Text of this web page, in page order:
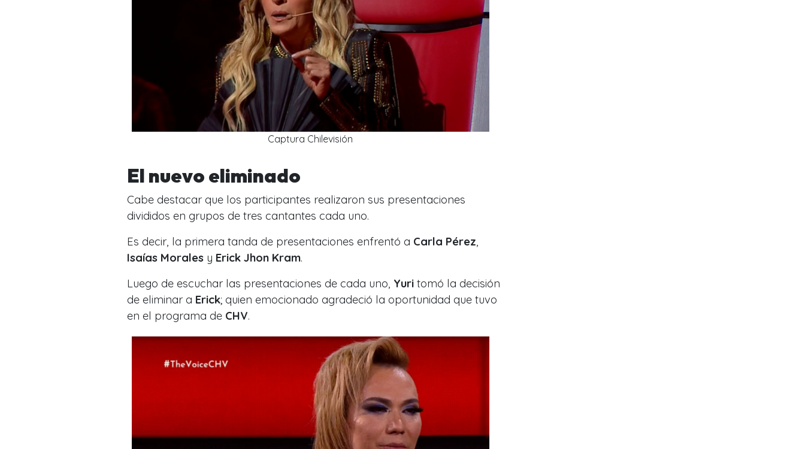
Captura Chilevisión
El nuevo eliminado
Cabe destacar que los participantes realizaron sus presentaciones
divididos en grupos de tres cantantes cada uno.
Es decir, la primera tanda de presentaciones enfrentó a Carla Pérez
Isaías Morales y Erick Jhon Kram.
Luego de escuchar las presentaciones de cada uno, Yuri tomó la decisión
de eliminar a Erick; quien emocionado agradeció la oportunidad que tuvo
en el programa de CHV.